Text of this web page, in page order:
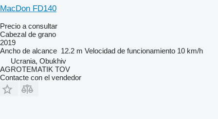
MacDon FD140
Precio a consultar
Cabezal de grano
2019
Ancho de alcance 12.2 m Velocidad de funcionamiento 10 km/h
Ucrania, Obukhiv
AGROTEMATIK TOV
Contacte con el vendedor